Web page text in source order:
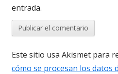
entrada.
Este sitio usa Akismet para
cómo se procesan los datos